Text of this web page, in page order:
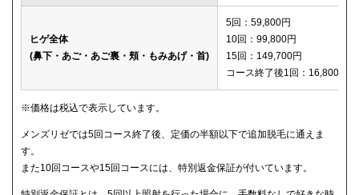
ヒゲ全体
(鼻下・あご・あご裏・頬・もみあげ・首)
5回：59,800円
10回：99,800円
15回：149,700円
コース終了後1回：16,800円
※価格は税込で表示しています。
メンズリゼでは5回コース終了後、定価の半額以下で追加脱毛に通えま
す。
また10回コースや15回コースには、特別返金保証が付いています。